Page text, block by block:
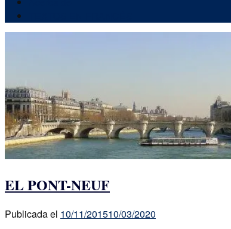
EL PONT-NEUF
Publicada el 10/11/201510/03/2020